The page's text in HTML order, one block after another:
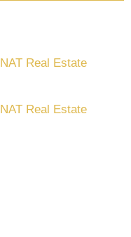
Real Estate
Real Estate